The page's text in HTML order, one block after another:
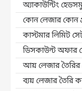
অ্যাকাউন্টিং
কোন লেজার কোন
কাস্টমার লিমিট
ডিসকাউন্ট অফার
আয় লেজার তৈরির
ব্যয় লেজার তৈরি